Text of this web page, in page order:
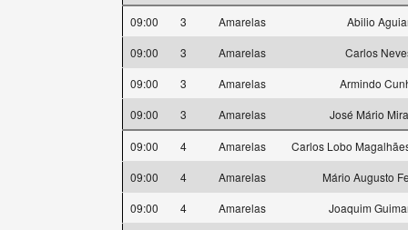
09:00 3 Amarelas
Abilio
09:00
3 Amarelas
Carlos
09:00
3 Amarelas
Armindo
09:00
3 Amarelas José Mário
09:00 4 Amarelas
Carlos Lobo
09:00
4 Amarelas
Mário Augusto
09:00
4 Amarelas
Joaquim